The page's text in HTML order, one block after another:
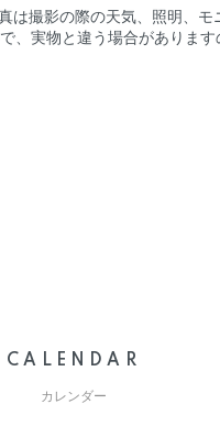
は撮影の際の天気、照明、モ
、実物と違う場合があります
CALENDAR
カレンダー